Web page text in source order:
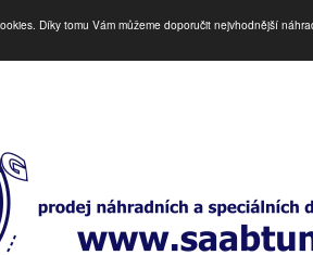
Díky tomu Vám můžeme doporučit nejvhodnější